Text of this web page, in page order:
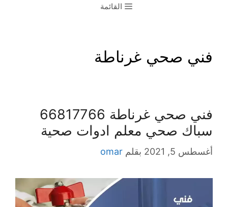
القائمة
فني صحي غرناطة
فني صحي غرناطة 66817766
سباك صحي معلم ادوات صحية
أغسطس 5, 2021 بقلم omar